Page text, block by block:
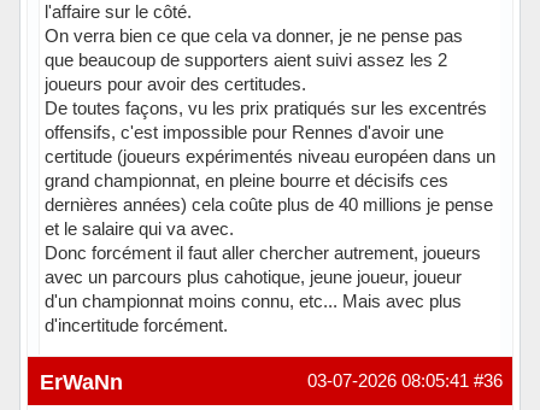
l'affaire sur le côté.
On verra bien ce que cela va donner, je ne pense pas
que beaucoup de supporters aient suivi assez les 2
joueurs pour avoir des certitudes.
De toutes façons, vu les prix pratiqués sur les excentrés
offensifs, c'est impossible pour Rennes d'avoir une
certitude (joueurs expérimentés niveau européen dans un
grand championnat, en pleine bourre et décisifs ces
dernières années) cela coûte plus de 40 millions je pense
et le salaire qui va avec.
Donc forcément il faut aller chercher autrement, joueurs
avec un parcours plus cahotique, jeune joueur, joueur
d'un championnat moins connu, etc... Mais avec plus
d'incertitude forcément.
Hors ligne #36
03-07-2026 08:05:41
ErWaNn